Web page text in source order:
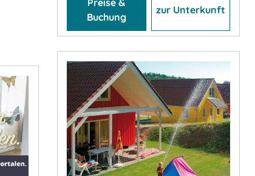
Buchung
zur Unterkunft